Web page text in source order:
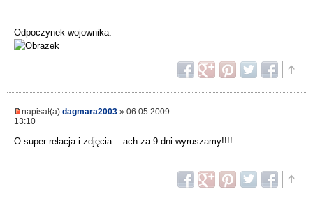
Odpoczynek wojownika.
napisał(a) dagmara2003 » 06.05.2009
13:10
O super relacja i zdjęcia....ach za 9 dni wyruszamy!!!!